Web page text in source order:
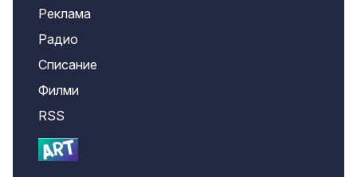
Реклама
Радио
Списание
Филми
RSS